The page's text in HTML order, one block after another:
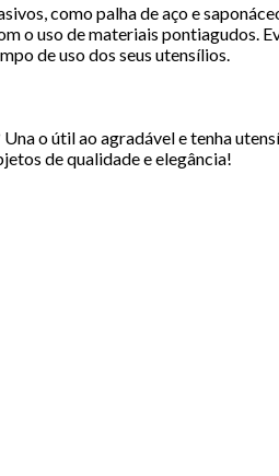
como palha de aço e
o uso de materiais pontiagudos.
de uso dos seus utensílios.
o útil ao agradável e tenha
de qualidade e elegância!